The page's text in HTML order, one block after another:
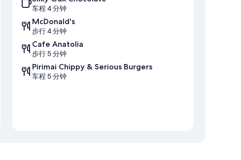
车程 4 分钟
McDonald's
步行 4 分钟
Cafe Anatolia
步行 5 分钟
Pirimai Chippy & Serious Burgers
车程 5 分钟